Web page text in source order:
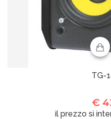
TG-
€
il prezzo si